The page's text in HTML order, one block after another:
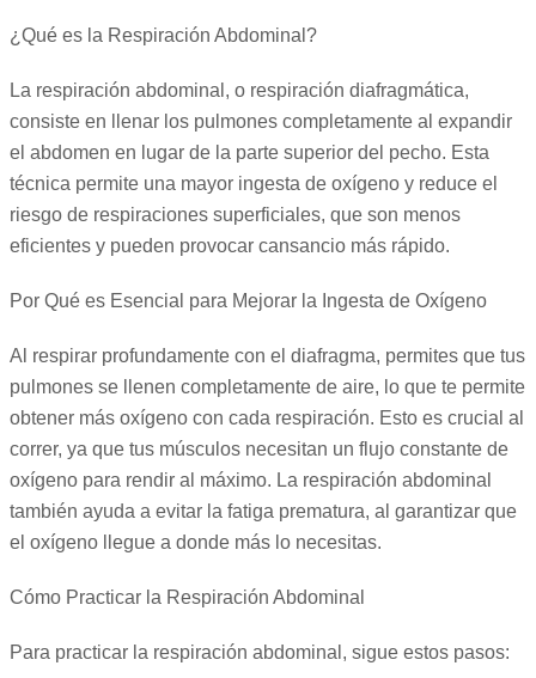
¿Qué es la Respiración Abdominal?
La respiración abdominal, o respiración diafragmática,
consiste en llenar los pulmones completamente al expandir
el abdomen en lugar de la parte superior del pecho. Esta
técnica permite una mayor ingesta de oxígeno y reduce el
riesgo de respiraciones superficiales, que son menos
eficientes y pueden provocar cansancio más rápido.
Por Qué es Esencial para Mejorar la Ingesta de Oxígeno
Al respirar profundamente con el diafragma, permites que tus
pulmones se llenen completamente de aire, lo que te permite
obtener más oxígeno con cada respiración. Esto es crucial al
correr, ya que tus músculos necesitan un flujo constante de
oxígeno para rendir al máximo. La respiración abdominal
también ayuda a evitar la fatiga prematura, al garantizar que
el oxígeno llegue a donde más lo necesitas.
Cómo Practicar la Respiración Abdominal
Para practicar la respiración abdominal, sigue estos pasos: